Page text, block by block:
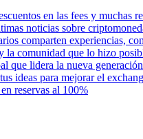
en las fees y muchas
noticias sobre
comparten experiencias,
la comunidad que lo hizo
que lidera la nueva
ideas para mejorar el
reservas al 100%